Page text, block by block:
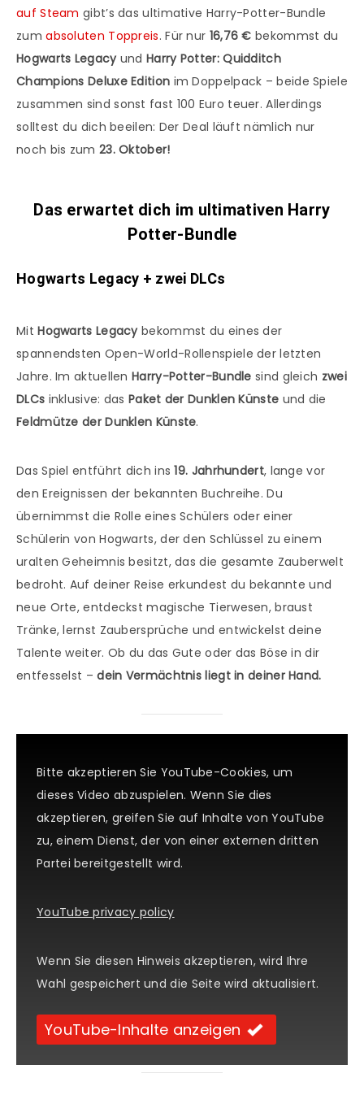
auf Steam gibt’s das ultimative Harry-Potter-Bundle
zumabsoluten Toppreis. Für nur 16,76 €bekommst du
Hogwarts Legacyund Harry Potter: Quidditch
Champions Deluxe Edition im Doppelpack – beide Spiele
zusammen sind sonst fast 100 Euro teuer. Allerdings
solltest du dich beeilen: Der Deal läuft nämlich nur
noch bis zum 23. Oktober!
Das erwartet dich im ultimativen Harry
Potter-Bundle
Hogwarts Legacy + zwei DLCs
MitHogwarts Legacybekommst du eines der
spannendsten Open-World-Rollenspiele der letzten
Jahre. Im aktuellenHarry-Potter-Bundle sind gleich zwei
DLCs inklusive: dasPaket der Dunklen Künste und die
Feldmütze der Dunklen Künste.
Das Spiel entführt dich ins19. Jahrhundert, lange vor
den Ereignissen der bekannten Buchreihe. Du
übernimmst die Rolle eines Schülers oder einer
Schülerin von Hogwarts, der den Schlüssel zu einem
uralten Geheimnis besitzt, das die gesamte Zauberwelt
bedroht. Auf deiner Reise erkundest du bekannte und
neue Orte, entdeckst magische Tierwesen, braust
Tränke, lernst Zaubersprüche und entwickelst deine
Talente weiter. Ob du das Gute oder das Böse in dir
entfesselst –dein Vermächtnis liegt in deiner Hand.
Bitte akzeptieren Sie YouTube-Cookies, um
dieses Video abzuspielen. Wenn Sie dies
akzeptieren, greifen Sie auf Inhalte von YouTube
zu, einem Dienst, der von einer externen dritten
Partei bereitgestellt wird.
YouTube privacy policy
Wenn Sie diesen Hinweis akzeptieren, wird Ihre
Wahl gespeichert und die Seite wird aktualisiert.
YouTube-Inhalte anzeigen